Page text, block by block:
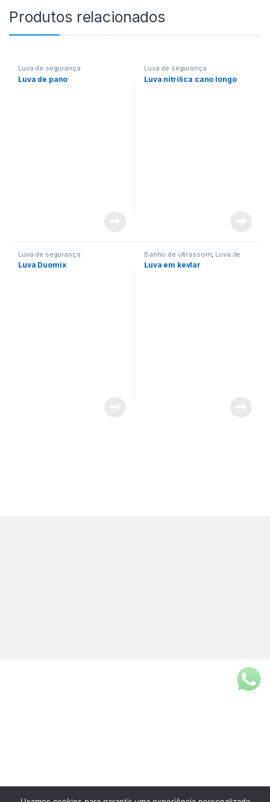
Produtos relacionados
Luva de segurança
Luva de pano
Luva de segurança
Luva nitrilica cano longo
Luva de segurança
Luva Duomix
Banho de ultrassom Luva de
segurança
Luva em kevlar